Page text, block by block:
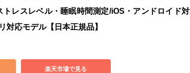
トレスレベル・睡眠時間測定/iOS・アンドロイド対
対応モデル【日本正規品】
楽天市場で見る